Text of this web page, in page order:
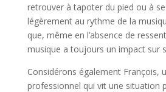
retrouver à tapoter du pied ou à
légèrement au rythme de la
que, même en l’absence de
musique a toujours un impact sur
Considérons également François,
professionnel qui vit une situation